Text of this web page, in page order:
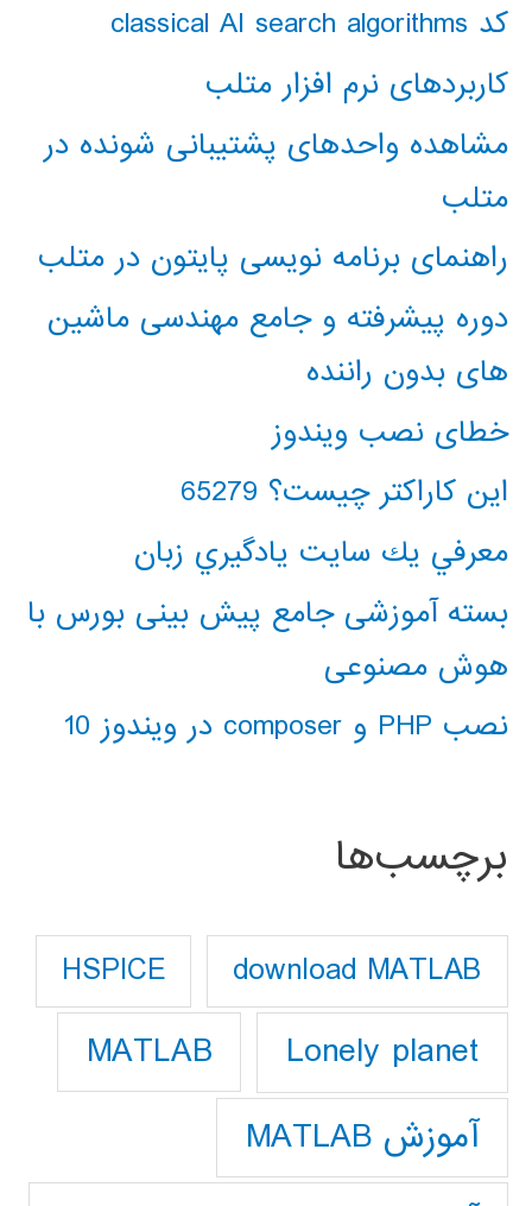
کد classical AI search algorithms
کاربردهای نرم افزار متلب
مشاهده واحدهای پشتیبانی شونده در
متلب
راهنمای برنامه نویسی پایتون در متلب
دوره پیشرفته و جامع مهندسی ماشین
های بدون راننده
خطای نصب ویندوز
این کاراکتر چیست؟ 65279
معرفي يك سايت يادگيري زبان
بسته آموزشی جامع پیش بینی بورس با
هوش مصنوعی
نصب PHP و composer در ویندوز 10
برچسب‌ها
download MATLAB
HSPICE
Lonely planet
MATLAB
آموزش MATLAB